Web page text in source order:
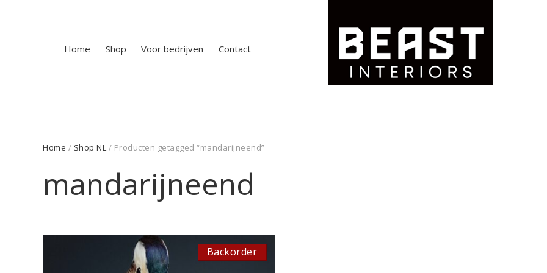
Home Shop Voor bedrijven Contact
Home / Shop NL / Producten getagged “mandarijneend”
mandarijneend
Backorder